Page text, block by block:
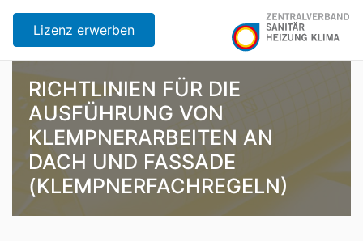
Lizenz erwerben
RICHTLINIEN FÜR DIE
AUSFÜHRUNG VON
KLEMPNERARBEITEN AN
DACH UND FASSADE
(KLEMPNERFACHREGELN)